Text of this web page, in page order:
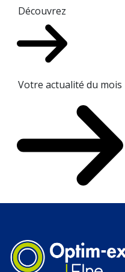
Découvrez
Votre actualité du mois